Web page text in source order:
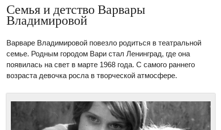
Семья и детство Варвары
Владимировой
Варваре Владимировой повезло родиться в театральной
семье. Родным городом Вари стал Ленинград, где она
появилась на свет в марте 1968 года. С самого раннего
возраста девочка росла в творческой атмосфере.